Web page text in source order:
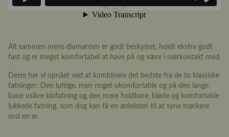
Alt sammen mens diamanten er godt beskyttet, holdt ekstra godt
fast og er meget komfortabel at have på og være i nærkontakt med.
Dette har vi opnået ved at kombinere det bedste fra de to klassiske
fatninger: Den luftige, men noget ukomfortable og på den lange
bane usikre klofatning og den mere holdbare, bløde og komfortable
lukkede fatning, som dog kan få en ædelsten til at syne mørkere
end en er.